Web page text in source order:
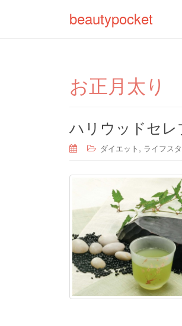
beautypocket
お正月太り
ハリウッドセレ
ダイエット , ライフス